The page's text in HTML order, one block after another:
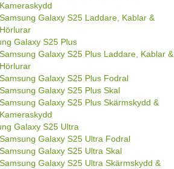
Kameraskydd
Samsung Galaxy S25 Laddare, Kablar &
Hörlurar
Galaxy S25 Plus
Samsung Galaxy S25 Plus Laddare, Kablar &
Hörlurar
Samsung Galaxy S25 Plus Fodral
Samsung Galaxy S25 Plus Skal
Samsung Galaxy S25 Plus Skärmskydd &
Kameraskydd
Galaxy S25 Ultra
Samsung Galaxy S25 Ultra Fodral
Samsung Galaxy S25 Ultra Skal
Samsung Galaxy S25 Ultra Skärmskydd &